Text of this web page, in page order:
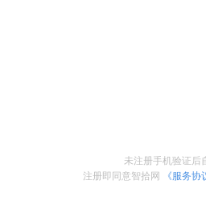
未注册手机验证后
注册即同意智拾网
《服务协